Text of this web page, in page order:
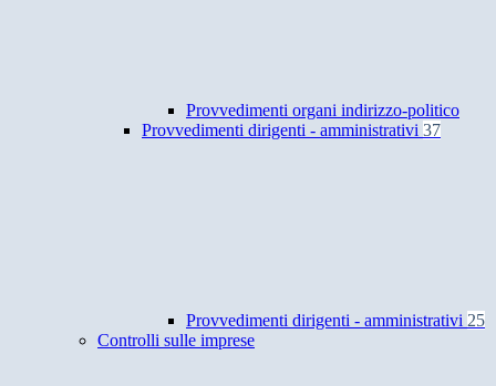
Provvedimenti organi indirizzo-politico
Provvedimenti dirigenti - amministrativi 37
Provvedimenti dirigenti - amministrativi 25
Controlli sulle imprese